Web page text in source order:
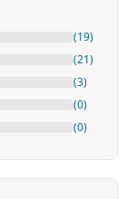
(19)
(21)
(3)
(0)
(0)